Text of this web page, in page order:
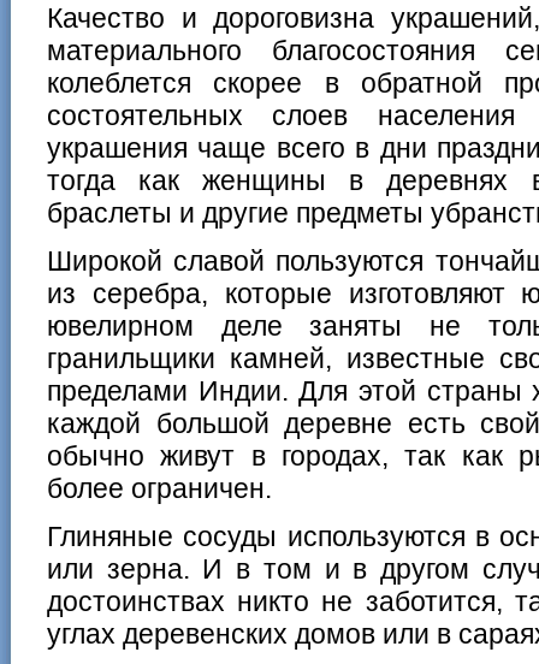
Качество и дороговизна
материального благосостояния
колеблется скорее в обратной
состоятельных слоев
украшения чаще всего в дни
тогда как женщины в деревнях
браслеты и другие предметы
Широкой славой пользуются
из серебра, которые
ювелирном деле заняты не
гранильщики камней, известные
пределами Индии. Для этой страны
каждой большой деревне есть
обычно живут в городах, так как
более ограничен.
Глиняные сосуды используются в
или зерна. И в том и в другом
достоинствах никто не заботится,
углах деревенских домов или в